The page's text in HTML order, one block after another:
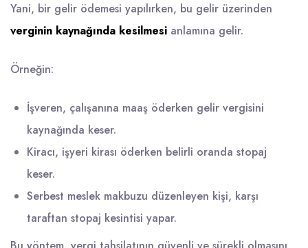
Yani, bir gelir ödemesi yapılırken, bu gelir üzerinden
verginin kaynağında kesilmesi anlamına gelir.
Örneğin:
İşveren, çalışanına maaş öderken gelir vergisini
kaynağında keser.
Kiracı, işyeri kirası öderken belirli oranda stopaj
keser.
Serbest meslek makbuzu düzenleyen kişi, karşı
taraftan stopaj kesintisi yapar.